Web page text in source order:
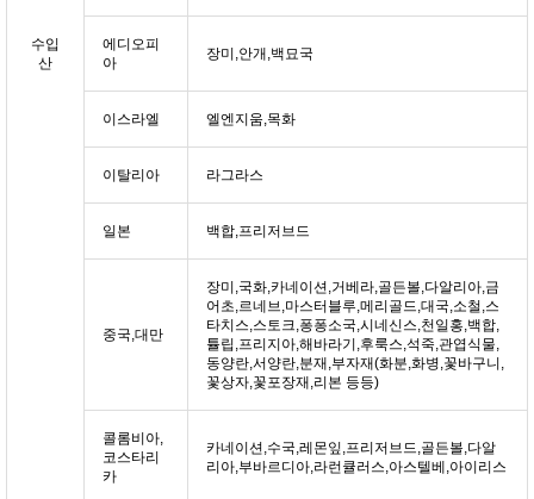
수입
산
에디오피
아
장미,안개,백묘국
이스라엘 엘엔지움,목화
이탈리아 라그라스
일본 백합,프리저브드
중국,대만
장미,국화,카네이션,거베라,골든볼,다알리아,금
어초,르네브,마스터블루,메리골드,대국,소철,스
타치스,스토크,퐁퐁소국,시네신스,천일홍,백합,
튤립,프리지아,해바라기,후룩스,석죽,관엽식물,
동양란,서양란,분재,부자재(화분,화병,꽃바구니,
꽃상자,꽃포장재,리본 등등)
콜롬비아,
코스타리
카
카네이션,수국,레몬잎,프리저브드,골든볼,다알
리아,부바르디아,라런큘러스,아스텔베,아이리스